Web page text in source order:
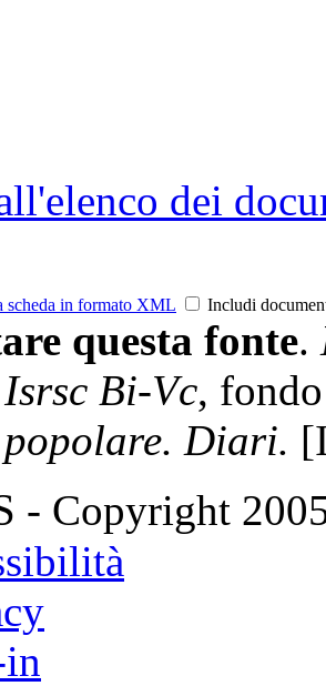
dei
scheda in formato XML Includi
questa fonte.
Isrsc Bi-Vc,
Diari.
- Copyright